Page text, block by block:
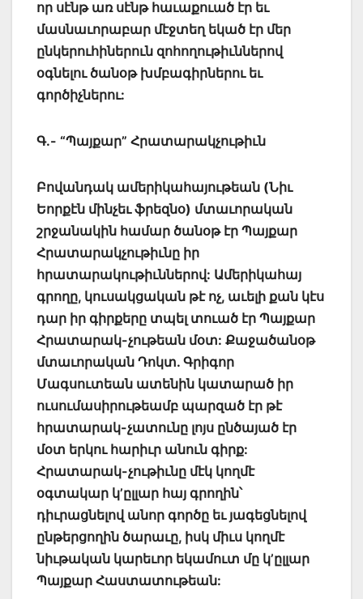
որ սէնթ առ սէնթ հաւաքուած էր եւ
մասնաւորաբար մէջտեղ եկած էր մեր
ընկերուհիներուն զոհողութիւններով
օգնելու ծանօթ խմբագիրներու եւ
գործիչներու:
Գ.- “Պայքար” Հրատարակչութիւն
Բովանդակ ամերիկահայութեան (Նիւ
Եորքէն մինչեւ ֆրեզնօ) մտաւորական
շրջանակին համար ծանօթ էր Պայքար
Հրատարակչութիւնը իր
հրատարակութիւններով: Ամերիկահայ
գրողը, կուսակցական թէ ոչ, աւելի քան կէս
դար իր գիրքերը տպել տուած էր Պայքար
Հրատարակ-չութեան մօտ: Քաջածանօթ
մտաւորական Դոկտ. Գրիգոր
Մագսուտեան ատենին կատարած իր
ուսումասիրութեամբ պարզած էր թէ
հրատարակ-չատունը լոյս ընծայած էր
մօտ երկու հարիւր անուն գիրք:
Հրատարակ-չութիւնը մէկ կողմէ
օգտակար կ’ըլլար հայ գրողին՝
դիւրացնելով անոր գործը եւ յագեցնելով
ընթերցողին ծարաւը, իսկ միւս կողմէ
նիւթական կարեւոր եկամուտ մը կ’ըլլար
Պայքար Հաստատութեան: